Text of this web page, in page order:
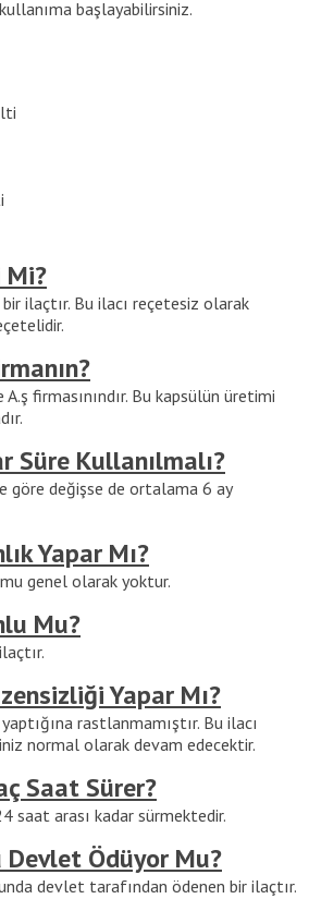
başlayabilirsiniz.
Mi?
ilaçtır. Bu ilacı reçetesiz olarak
firmasınındır. Bu kapsülün üretimi
Süre Kullanılmalı?
göre değişse de ortalama 6 ay
Yapar Mı?
genel olarak yoktur.
Mu?
Yapar Mı?
rastlanmamıştır. Bu ilacı
normal olarak devam edecektir.
Saat Sürer?
saat arası kadar sürmektedir.
Ödüyor Mu?
devlet tarafından ödenen bir ilaçtır.